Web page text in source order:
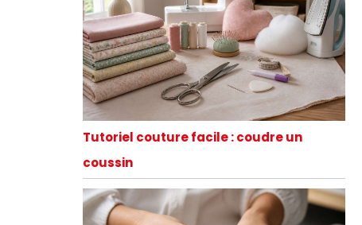
Tutoriel couture facile : coudre un
coussin